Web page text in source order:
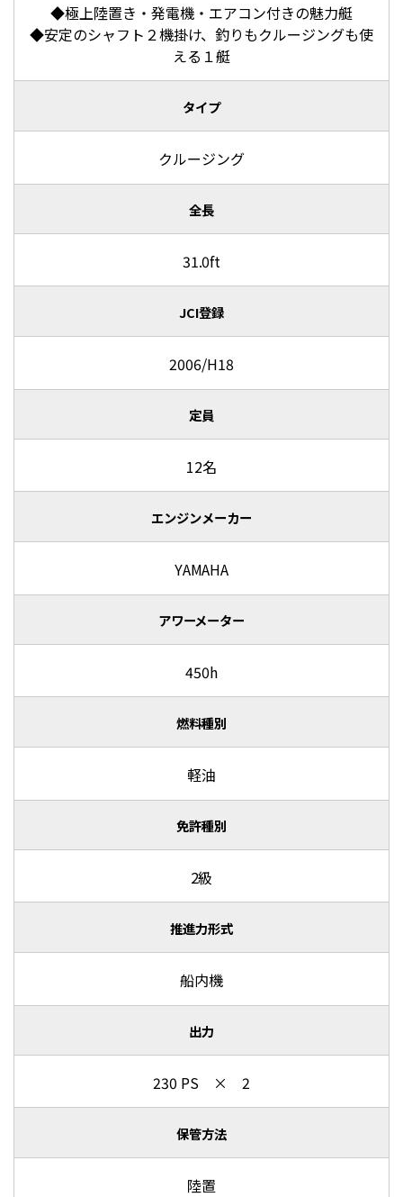
◆極上陸置き・発電機・エアコン付きの魅力艇
◆安定のシャフト２機掛け、釣りもクルージングも使
える１艇
タイプ
クルージング
全長
31.0ft
JCI登録
2006/H18
定員
12名
エンジンメーカー
YAMAHA
アワーメーター
450h
燃料種別
軽油
免許種別
2級
推進力形式
船内機
出力
230 PS × 2
保管方法
陸置